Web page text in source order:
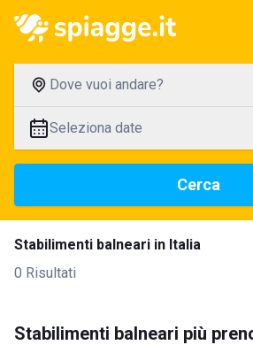
Dove vuoi andare?
Seleziona date
Cerca
Stabilimenti balneari in Italia
0 Risultati
Stabilimenti balneari più